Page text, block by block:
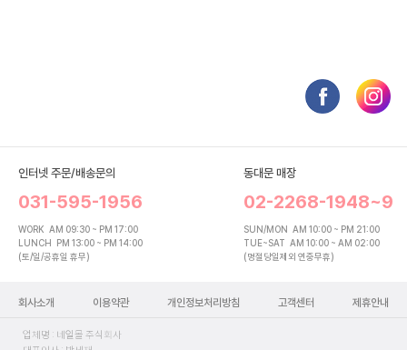
인터넷 주문/배송문의
031-595-1956
WORK AM 09:30 ~ PM 17:00
LUNCH
PM 13:00 ~ PM 14:00
(토/일/공휴일 휴무)
동대문 매장
02-2268-1948~9
SUN/MON AM 10:00 ~ PM 21:00
TUE~SAT AM 10:00 ~ AM 02:00
(명절당일제외 연중무휴)
회사소개 이용약관 개인정보처리방침 고객센터 제휴안내
업체명 : 네일몰 주식회사